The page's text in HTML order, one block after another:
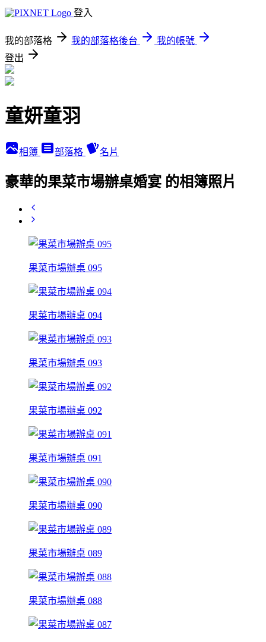
登入
我的部落格 我的部落格後台
我的帳號
登出
童妍童羽
相簿 部落格 名片
豪華的果菜市場辦桌婚宴 的相簿照片
果菜市場辦桌 095
果菜市場辦桌 094
果菜市場辦桌 093
果菜市場辦桌 092
果菜市場辦桌 091
果菜市場辦桌 090
果菜市場辦桌 089
果菜市場辦桌 088